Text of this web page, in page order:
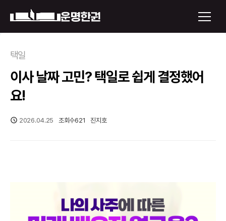
운명한권 보기
오늘의 운세
택일
이사 날짜 고민? 택일로 쉽게 결정했어
요!
2026.04.25 조회수621 진지호